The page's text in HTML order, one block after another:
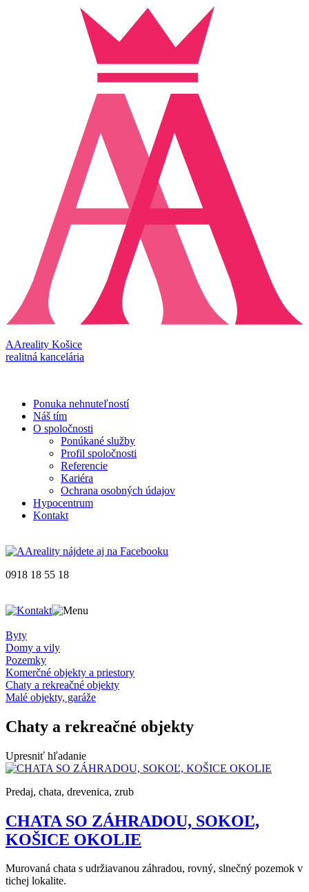
AAreality Košice
realitná kancelária
Ponuka nehnuteľností
Náš tím
O spoločnosti
Ponúkané služby
Profil spoločnosti
Referencie
Kariéra
Ochrana osobných údajov
Hypocentrum
Kontakt
0918 18 55 18
Byty
Domy a vily
Pozemky
Komerčné objekty a priestory
Chaty a rekreačné objekty
Malé objekty, garáže
Chaty a rekreačné objekty
Upresniť hľadanie
Predaj, chata, drevenica, zrub
CHATA SO ZÁHRADOU, SOKOĽ,
KOŠICE OKOLIE
Murovaná chata s udržiavanou záhradou, rovný, slnečný pozemok v
tichej lokalite.